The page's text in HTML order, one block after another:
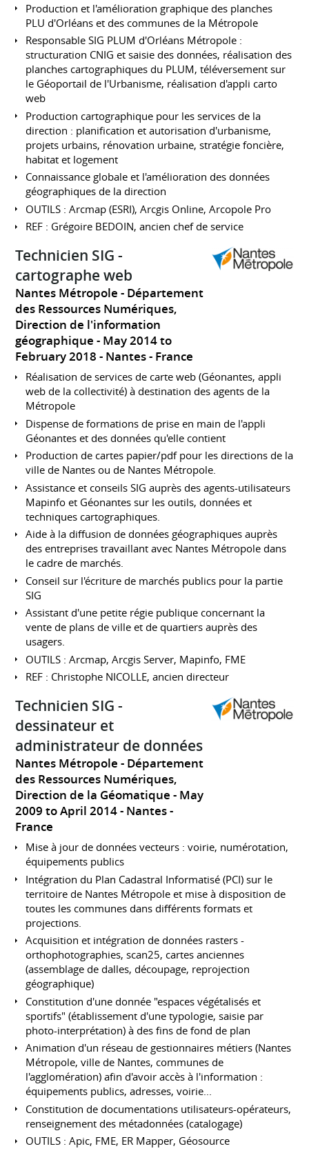
Production et l'amélioration graphique des planches
PLU d'Orléans et des communes de la Métropole
Responsable SIG PLUM d'Orléans Métropole :
structuration CNIG et saisie des données, réalisation des
planches cartographiques du PLUM, téléversement sur
le Géoportail de l'Urbanisme, réalisation d'appli carto
web
Production cartographique pour les services de la
direction : planification et autorisation d'urbanisme,
projets urbains, rénovation urbaine, stratégie foncière,
habitat et logement
Connaissance globale et l'amélioration des données
géographiques de la direction
OUTILS : Arcmap (ESRI), Arcgis Online, Arcopole Pro
REF : Grégoire BEDOIN, ancien chef de service
Technicien SIG -
cartographe web
Nantes Métropole - Département
des Ressources Numériques,
Direction de l'information
géographique
May 2014 to
February 2018 Nantes France
Réalisation de services de carte web (Géonantes, appli
web de la collectivité) à destination des agents de la
Métropole
Dispense de formations de prise en main de l'appli
Géonantes et des données qu'elle contient
Production de cartes papier/pdf pour les directions de la
ville de Nantes ou de Nantes Métropole.
Assistance et conseils SIG auprès des agents-utilisateurs
Mapinfo et Géonantes sur les outils, données et
techniques cartographiques.
Aide à la diffusion de données géographiques auprès
des entreprises travaillant avec Nantes Métropole dans
le cadre de marchés.
Conseil sur l'écriture de marchés publics pour la partie
SIG
Assistant d'une petite régie publique concernant la
vente de plans de ville et de quartiers auprès des
usagers.
OUTILS : Arcmap, Arcgis Server, Mapinfo, FME
REF : Christophe NICOLLE, ancien directeur
Technicien SIG -
dessinateur et
administrateur de données
Nantes Métropole - Département
des Ressources Numériques,
Direction de la Géomatique
May
2009 to April 2014 Nantes
France
Mise à jour de données vecteurs : voirie, numérotation,
équipements publics
Intégration du Plan Cadastral Informatisé (PCI) sur le
territoire de Nantes Métropole et mise à disposition de
toutes les communes dans différents formats et
projections.
Acquisition et intégration de données rasters -
orthophotographies, scan25, cartes anciennes
(assemblage de dalles, découpage, reprojection
géographique)
Constitution d'une donnée "espaces végétalisés et
sportifs" (établissement d'une typologie, saisie par
photo-interprétation) à des fins de fond de plan
Animation d'un réseau de gestionnaires métiers (Nantes
Métropole, ville de Nantes, communes de
l'agglomération) afin d'avoir accès à l'information :
équipements publics, adresses, voirie...
Constitution de documentations utilisateurs-opérateurs,
renseignement des métadonnées (catalogage)
OUTILS : Apic, FME, ER Mapper, Géosource